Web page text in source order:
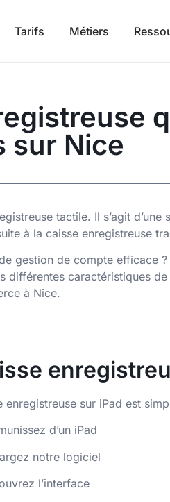
Tarifs Métiers
sur Nice
tactile. Il s’agit d’une
à la caisse enregistreuse
gestion de compte efficace ?
différentes caractéristiques
à Nice.
sur iPad est
d’un iPad
notre logiciel
l’interface